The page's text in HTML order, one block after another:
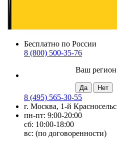
Бесплатно по России
8 (800) 500-35-76
Ваш регион
8 (495) 565-30-55
г. Москва, 1-й
пн-пт: 9:00-20:00
сб: 10:00-18:00
вс: (по договоренности)